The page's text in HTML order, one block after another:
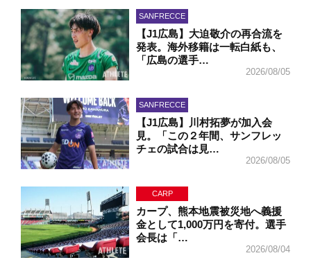
SANFRECCE
【J1広島】大迫敬介の再合流を
発表。海外移籍は一転白紙も、
「広島の選手…
2026/08/05
SANFRECCE
【J1広島】川村拓夢が加入会
見。「この２年間、サンフレッ
チェの試合は見…
2026/08/05
CARP
カープ、熊本地震被災地へ義援
金として1,000万円を寄付。選手
会長は「…
2026/08/04